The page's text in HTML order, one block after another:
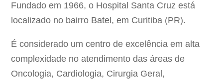
Fundado em 1966, o Hospital Santa Cruz está
localizado no bairro Batel, em Curitiba (PR).
É considerado um centro de excelência em alta
complexidade no atendimento das áreas de
Oncologia, Cardiologia, Cirurgia Geral,